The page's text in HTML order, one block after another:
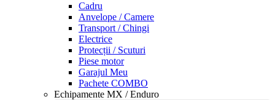
Cadru
Anvelope / Camere
Transport / Chingi
Electrice
Protecții / Scuturi
Piese motor
Garajul Meu
Pachete COMBO
Echipamente MX / Enduro